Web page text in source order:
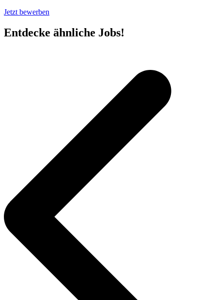
Jetzt bewerben
Entdecke ähnliche Jobs!